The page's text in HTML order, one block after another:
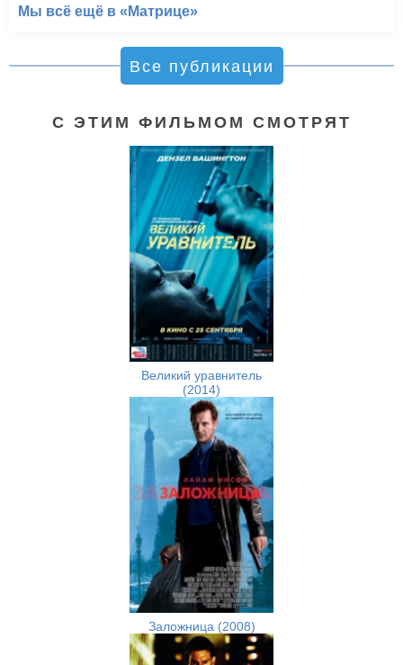
Мы всё ещё в «Матрице»
Все публикации
С ЭТИМ ФИЛЬМОМ СМОТРЯТ
Великий уравнитель
(2014)
Заложница (2008)